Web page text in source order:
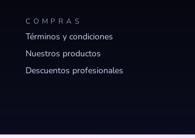
COMPRAS
Términos y condiciones
Nuestros productos
Descuentos profesionales